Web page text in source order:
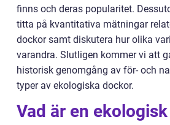
finns och deras popularitet.
titta på kvantitativa mätningar
dockor samt diskutera hur olika
varandra. Slutligen kommer vi att
historisk genomgång av för- och
typer av ekologiska dockor.
Vad är en